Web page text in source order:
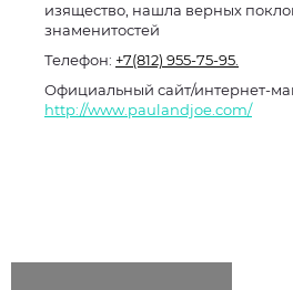
изящество, нашла верных
знаменитостей
Телефон: +7(812) 955-75-95.
http://www.paulandjoe.com/